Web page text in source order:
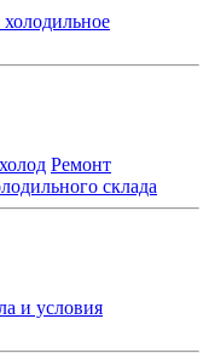
холодильное
Ремонт
склада
и условия